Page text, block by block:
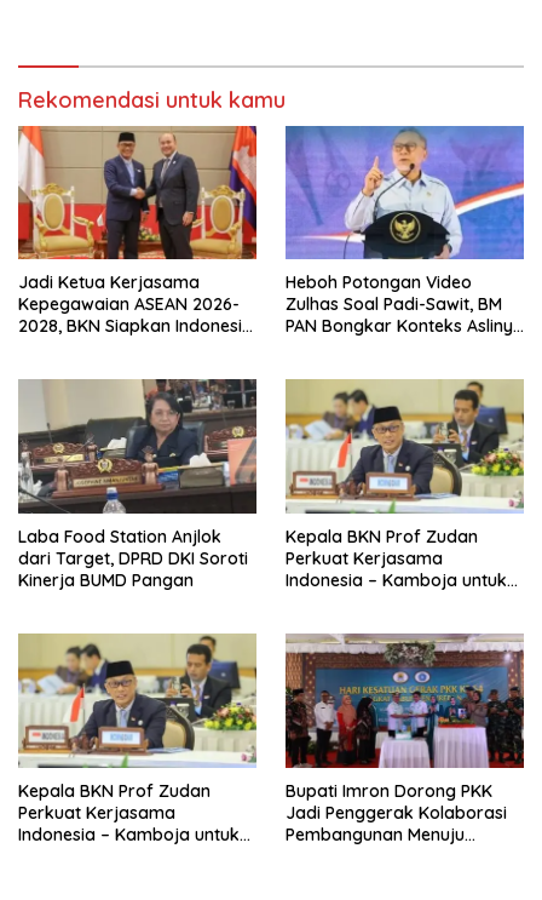
Rekomendasi untuk kamu
Jadi Ketua Kerjasama
Kepegawaian ASEAN 2026-
2028, BKN Siapkan Indonesia
Heboh Potongan Video
Zulhas Soal Padi-Sawit, BM
PAN Bongkar Konteks Aslinya
Laba Food Station Anjlok
dari Target, DPRD DKI Soroti
Kinerja BUMD Pangan
Kepala BKN Prof Zudan
Perkuat Kerjasama
Indonesia – Kamboja untuk
Kepala BKN Prof Zudan
Perkuat Kerjasama
Indonesia – Kamboja untuk
Bupati Imron Dorong PKK
Jadi Penggerak Kolaborasi
Pembangunan Menuju